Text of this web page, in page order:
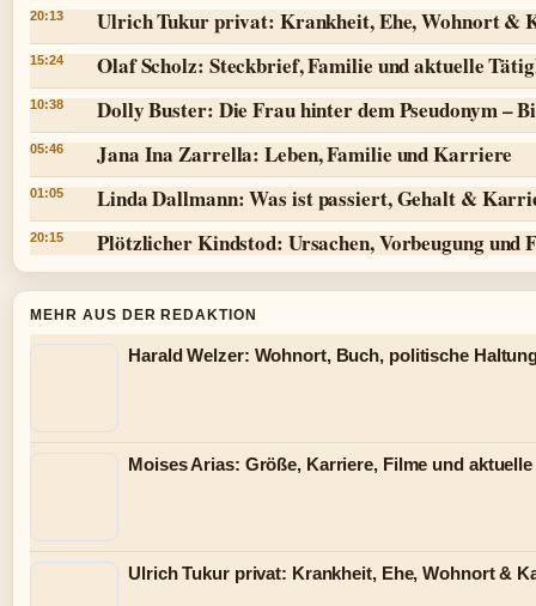
20:13 Ulrich Tukur privat: Krankheit, Ehe, Wohnort &
15:24 Olaf Scholz: Steckbrief, Familie und aktuelle
10:38 Dolly Buster: Die Frau hinter dem Pseudonym –
05:46 Jana Ina Zarrella: Leben, Familie und Karriere
01:05 Linda Dallmann: Was ist passiert, Gehalt &
20:15 Plötzlicher Kindstod: Ursachen, Vorbeugung und
MEHR AUS DER REDAKTION
Harald Welzer: Wohnort, Buch, politische
Moises Arias: Größe, Karriere, Filme und
Ulrich Tukur privat: Krankheit, Ehe, Wohnort &